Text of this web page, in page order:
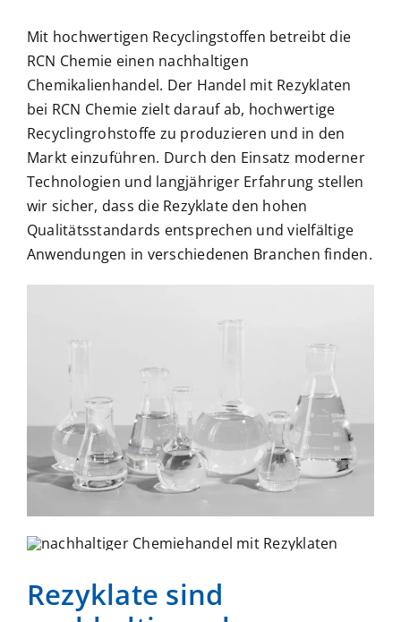
Mit hochwertigen Recyclingstoffen betreibt die
RCN Chemie einen nachhaltigen
Chemikalienhandel. Der Handel mit Rezyklaten
bei RCN Chemie zielt darauf ab, hochwertige
Recyclingrohstoffe zu produzieren und in den
Markt einzuführen. Durch den Einsatz moderner
Technologien und langjähriger Erfahrung stellen
wir sicher, dass die Rezyklate den hohen
Qualitätsstandards entsprechen und vielfältige
Anwendungen in verschiedenen Branchen finden.
Rezyklate sind